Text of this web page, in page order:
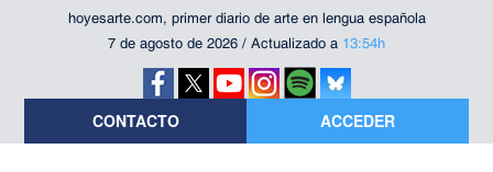
hoyesarte.com, primer diario de arte en lengua española
7 de agosto de 2026 / Actualizado a 13:54h
CONTACTO ACCEDER